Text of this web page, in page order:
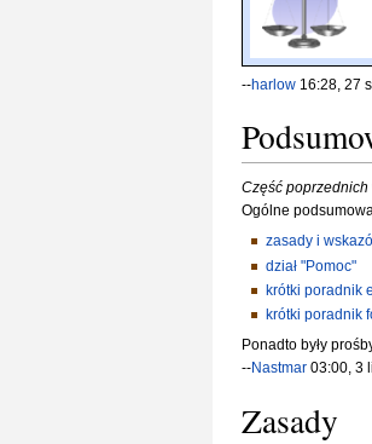
--harlow 16:28, 27
Część poprzednich
Ogólne
zasady i
dział "Pomoc"
krótki poradnik
krótki poradnik
Ponadto były
--Nastmar 03:00, 3
Zasady